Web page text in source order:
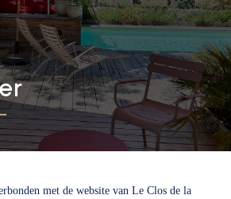
met de website van Le Clos de la